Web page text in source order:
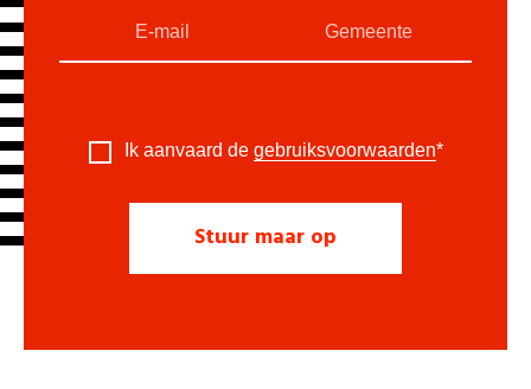
Ik aanvaard de gebruiksvoorwaarden*